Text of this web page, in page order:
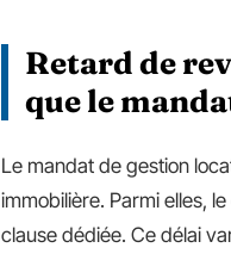
Retard de
que le
Le mandat de gestion
immobilière. Parmi elles,
clause dédiée. Ce délai